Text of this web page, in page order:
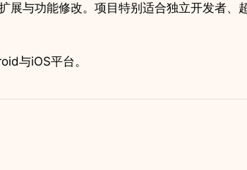
展与功能修改。项目特别适合独立开发者、
与iOS平台。